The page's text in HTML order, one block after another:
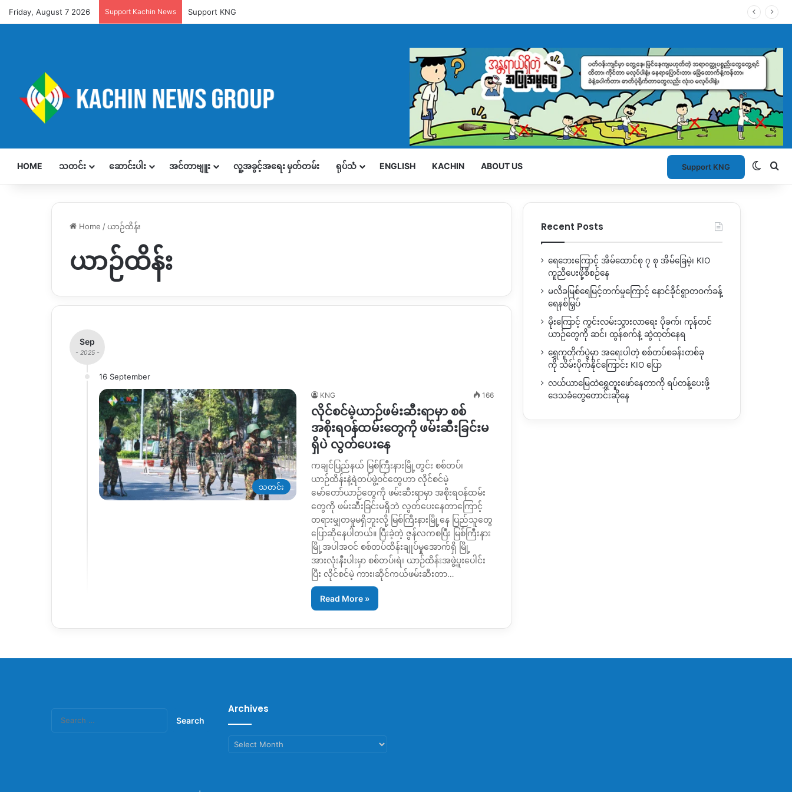
Friday, August 7 2026 Support Kachin News Support KNG
HOME သတင်း ဆောင်းပါး အင်တာဗျူး လူ့အခွင့်အရေး မှတ်တမ်း ရုပ်သံ ENGLISH KACHIN ABOUT US Support KNG
Home /ယာဉ်ထိန်း
ယာဉ်ထိန်း
Sep
- 2025 -
16 September
သတင်း
KNG 166
လိုင်စင်မဲ့ယာဉ်ဖမ်းဆီးရာမှာ စစ်
အစိုးရဝန်ထမ်းတွေကို ဖမ်းဆီးခြင်းမ
ရှိပဲ လွတ်ပေးနေ
ကချင်ပြည်နယ် မြစ်ကြီးနားမြို့တွင်း စစ်တပ်၊
ယာဉ်ထိန်းနဲ့ရဲတပ်ဖွဲ့ဝင်တွေဟာ လိုင်စင်မဲ့
မော်တော်ယာဉ်တွေကို ဖမ်းဆီးရာမှာ အစိုးရဝန်ထမ်း
တွေကို ဖမ်းဆီးခြင်းမရှိဘဲ လွတ်ပေးနေတာကြောင့်
တရားမျှတမှုမရှိဘူးလို့ မြစ်ကြီးနားမြို့နေ ပြည်သူတွေ
ပြောဆိုနေပါတယ်။ ပြီးခဲ့တဲ့ ဇွန်လကစပြီး မြစ်ကြီးနား
မြို့အပါအဝင် စစ်တပ်ထိန်းချုပ်မှုအောက်ရှိ မြို့
အားလုံးနီးပါးမှာ စစ်တပ်၊ရဲ၊ ယာဉ်ထိန်းအဖွဲ့ပူးပေါင်း
ပြီး လိုင်စင်မဲ့ ကား၊ဆိုင်ကယ်ဖမ်းဆီး‌တာ…
Read More »
Recent Posts
ရေဘေးကြောင့် အိမ်ထောင်စု ၇ စု အိမ်ခြေမဲ့၊ KIO
ကူညီပေးဖို့စီစဉ်နေ
မလိခမြစ်ရေမြင့်တက်မှုကြောင့် နောင်ခိုင်ရွာတဝက်ခန့်
ရေနစ်မြှပ်
မိုးကြောင့် ကွင်းလမ်းသွားလာရေး ပိုခက်၊ ကုန်တင်
ယာဉ်တွေကို ဆင်၊ ထွန်စက်နဲ့ ဆွဲထုတ်နေရ
ရွှေကူတိုက်ပွဲမှာ အရေးပါတဲ့ စစ်တပ်စခန်းတစ်ခု
ကို သိမ်းပိုက်နိုင်ကြောင်း KIO ပြော
လယ်ယာမြေထဲရွှေတူးဖော်နေတာကို ရပ်တန့်ပေးဖို့
ဒေသခံတွေတောင်းဆိုနေ
for:
Archives
Archives